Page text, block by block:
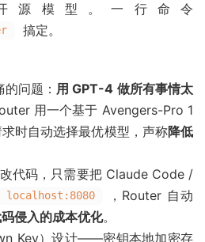
开源模型。一行命令
搞定。
问题： 用 GPT-4 做所有事情太
用一个基于 Avengers-Pro 1
时自动选择最优模型，声称降低
代码，只需要把 Claude Code /
localhost:8080
，Router 自动
侵入的成本优化。
Key）设计——密钥本地加密存